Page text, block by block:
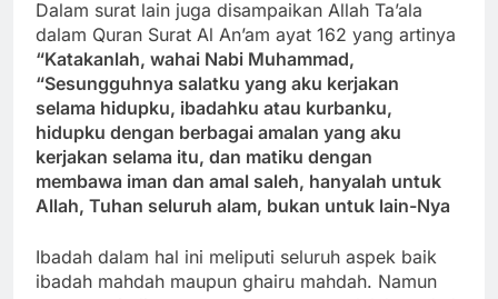
Dalam surat lain juga disampaikan Allah Ta’ala
dalam Quran Surat Al An’am ayat 162 yang artinya
“Katakanlah, wahai Nabi Muhammad,
“Sesungguhnya salatku yang aku kerjakan
selama hidupku, ibadahku atau kurbanku,
hidupku dengan berbagai amalan yang aku
kerjakan selama itu, dan matiku dengan
membawa iman dan amal saleh, hanyalah untuk
Allah, Tuhan seluruh alam, bukan untuk lain-Nya
Ibadah dalam hal ini meliputi seluruh aspek baik
ibadah mahdah maupun ghairu mahdah. Namun